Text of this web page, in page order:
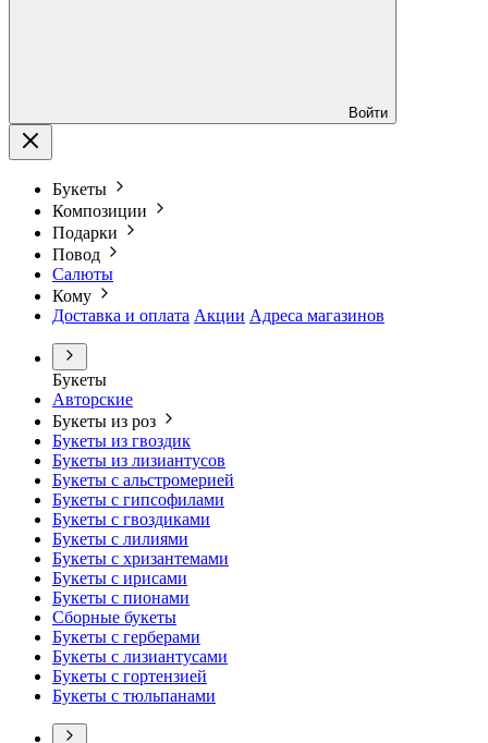
Войти
Букеты
Композиции
Подарки
Повод
Салюты
Кому
Доставка и оплата Акции Адреса магазинов
Букеты
Авторские
Букеты из роз
Букеты из гвоздик
Букеты из лизиантусов
Букеты с альстромерией
Букеты с гипсофилами
Букеты с гвоздиками
Букеты с лилиями
Букеты с хризантемами
Букеты с ирисами
Букеты с пионами
Сборные букеты
Букеты с герберами
Букеты с лизиантусами
Букеты с гортензией
Букеты с тюльпанами